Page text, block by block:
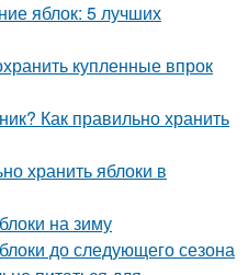
яблок: 5 лучших
купленные впрок
Как правильно хранить
хранить яблоки в
на зиму
до следующего сезона